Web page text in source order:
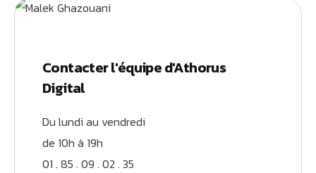
Contacter l'équipe d'Athorus
Digital
Du lundi au vendredi
de 10h à 19h
01 . 85 . 09 . 02 . 35